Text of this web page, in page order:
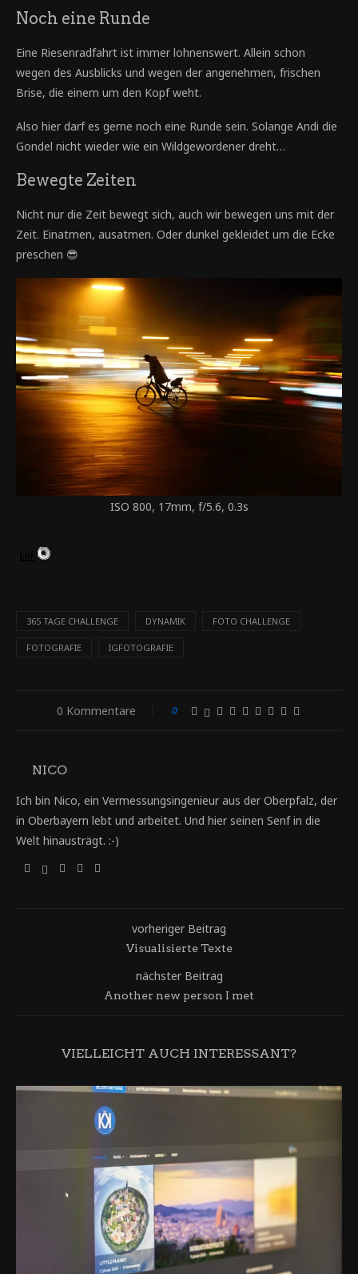
Noch eine Runde
Eine Riesenradfahrt ist immer lohnenswert. Allein schon
wegen des Ausblicks und wegen der angenehmen, frischen
Brise, die einem um den Kopf weht.
Also hier darf es gerne noch eine Runde sein. Solange Andi die
Gondel nicht wieder wie ein Wildgewordener dreht…
Bewegte Zeiten
Nicht nur die Zeit bewegt sich, auch wir bewegen uns mit der
Zeit. Einatmen, ausatmen. Oder dunkel gekleidet um die Ecke
preschen 😎
ISO 800, 17mm, f/5.6, 0.3s
365 TAGE CHALLENGE DYNAMIK FOTO CHALLENGE
FOTOGRAFIE IGFOTOGRAFIE
0 Kommentare 0
NICO
Ich bin Nico, ein Vermessungsingenieur aus der Oberpfalz, der
in Oberbayern lebt und arbeitet. Und hier seinen Senf in die
Welt hinausträgt. :-)
vorheriger Beitrag
Visualisierte Texte
nächster Beitrag
Another new person I met
VIELLEICHT AUCH INTERESSANT?